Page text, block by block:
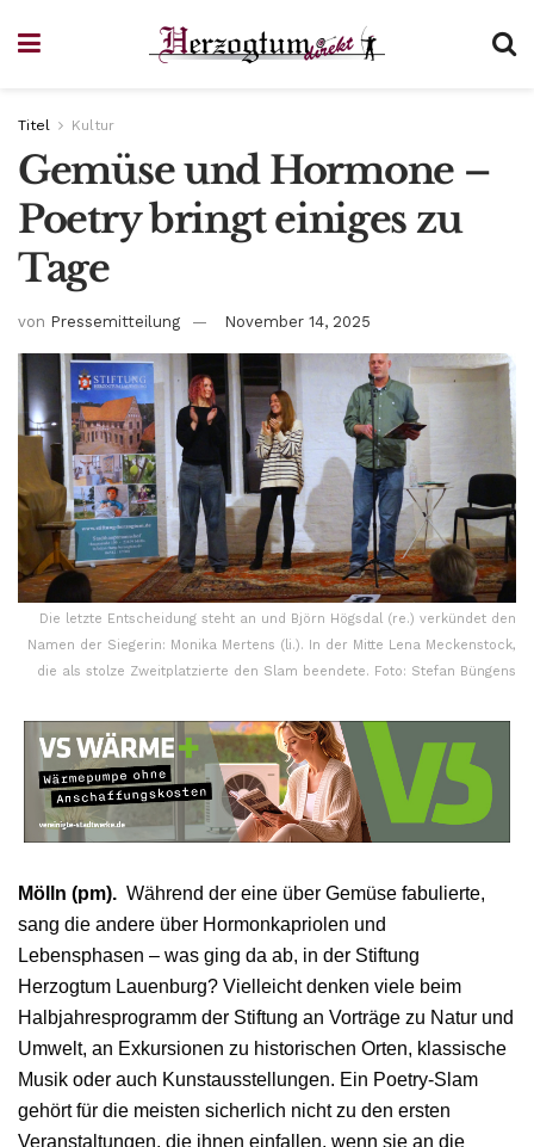
Titel Kultur
Gemüse und Hormone –
Poetry bringt einiges zu
Tage
von Pressemitteilung November 14, 2025
Die letzte Entscheidung steht an und Björn Högsdal (re.) verkündet den
Namen der Siegerin: Monika Mertens (li.). In der Mitte Lena Meckenstock,
die als stolze Zweitplatzierte den Slam beendete. Foto: Stefan Büngens
Mölln (pm). Während der eine über Gemüse fabulierte,
sang die andere über Hormonkapriolen und
Lebensphasen – was ging da ab, in der Stiftung
Herzogtum Lauenburg? Vielleicht denken viele beim
Halbjahresprogramm der Stiftung an Vorträge zu Natur und
Umwelt, an Exkursionen zu historischen Orten, klassische
Musik oder auch Kunstausstellungen. Ein Poetry-Slam
gehört für die meisten sicherlich nicht zu den ersten
Veranstaltungen, die ihnen einfallen, wenn sie an die